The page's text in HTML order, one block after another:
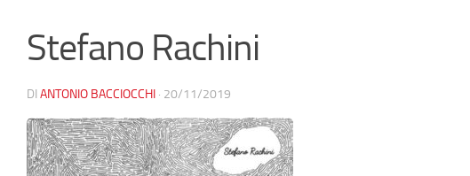
Stefano Rachini
DI ANTONIO BACCIOCCHI · 20/11/2019